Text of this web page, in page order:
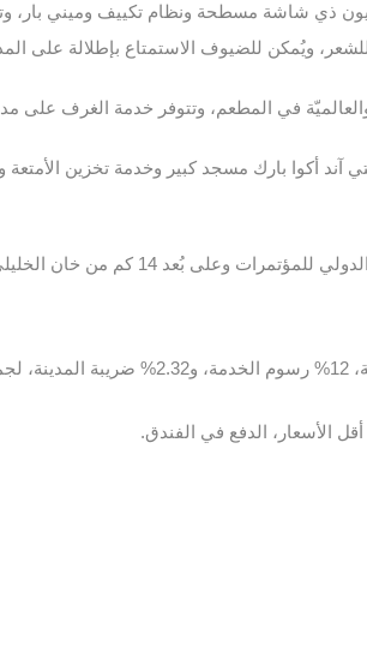
ذي شاشة مسطحة ونظام تكييف وميني بار،
ويُمكن للضيوف الاستمتاع بإطلالة على
في المطعم، وتتوفر خدمة الغرف على مدار 24 ساعة
أكوا بارك مسجد كبير وخدمة تخزين الأمتعة
يقع الفندق على بُعد 9.1 كم من مركز القاهرة
الأسعار، الدفع في الفندق.